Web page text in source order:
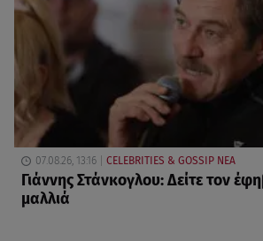
07.08.26, 13:16 CELEBRITIES & GOSSIP ΝΕΑ
Γιάννης Στάνκογλου: Δείτε τον
μαλλιά